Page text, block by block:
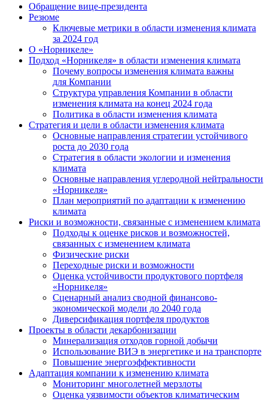
Обращение вице-президента
Резюме
Ключевые метрики в области изменения климата
за 2024 год
О «Норникеле»
Подход «Норникеля» в области изменения климата
Почему вопросы изменения климата важны
для Компании
Структура управления Компании в области
изменения климата на конец 2024 года
Политика в области изменения климата
Стратегия и цели в области изменения климата
Основные направления стратегии устойчивого
роста до 2030 года
Стратегия в области экологии и изменения
климата
Основные направления углеродной нейтральности
«Норникеля»
План мероприятий по адаптации к изменению
климата
Риски и возможности, связанные с изменением климата
Подходы к оценке рисков и возможностей,
связанных с изменением климата
Физические риски
Переходные риски и возможности
Оценка устойчивости продуктового портфеля
«Норникеля»
Сценарный анализ сводной финансово-
экономической модели до 2040 года
Диверсификация портфеля продуктов
Проекты в области декарбонизации
Минерализация отходов горной добычи
Использование ВИЭ в энергетике и на транспорте
Повышение энергоэффективности
Адаптация компании к изменению климата
Мониторинг многолетней мерзлоты
Оценка уязвимости объектов климатическим